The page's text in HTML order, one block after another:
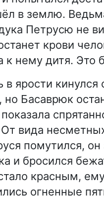
в землю.
Петрусю не
крови
к нему дитя. Это
в ярости
но Басаврюк
вида
помутился, он
и бросился
красным,
огненные